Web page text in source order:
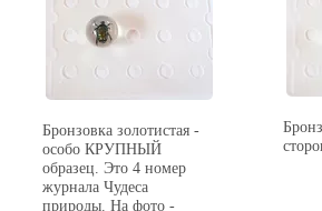
Бронзовка золотистая -
особо КРУПНЫЙ
образец. Это 4 номер
журнала Чудеса
природы. На фото -